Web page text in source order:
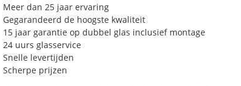
Meer dan 25 jaar ervaring
Gegarandeerd de hoogste kwaliteit
15 jaar garantie op dubbel glas inclusief montage
24 uurs glasservice
Snelle levertijden
Scherpe prijzen